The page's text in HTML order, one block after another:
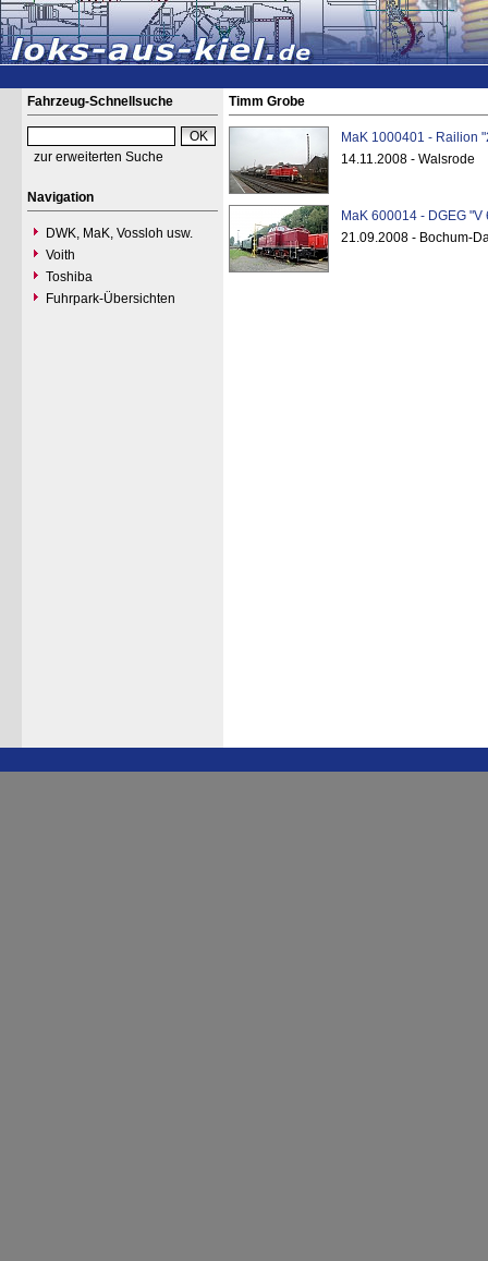
Fahrzeug-Schnellsuche
zur erweiterten Suche
Navigation
DWK, MaK, Vossloh usw.
Voith
Toshiba
Fuhrpark-Übersichten
Timm Grobe
MaK 1000401 - Railion
14.11.2008 - Walsrode
MaK 600014 - DGEG "V
21.09.2008 - Bochum-